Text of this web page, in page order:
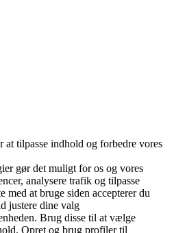
tilpasse indhold og forbedre vores
gør det muligt for os og vores
analysere trafik og tilpasse
at bruge siden accepterer du
justere dine valg
Brug disse til at vælge
Opret og brug profiler til